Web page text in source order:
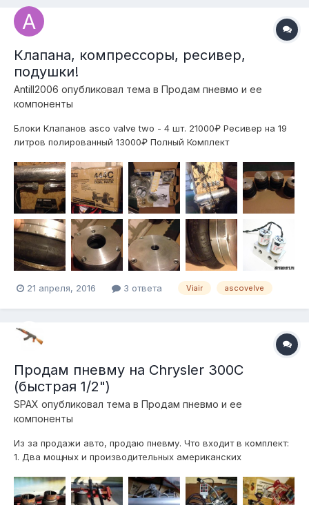
Клапана, компрессоры, ресивер,
подушки!
Antill2006 опубликовал тема в Продам пневмо и ее
компоненты
Блоки Клапанов asco valve two - 4 шт. 21000₽ Ресивер на 19
литров полированный 13000₽ Полный Комплект
Rubena: 2 под передние винты bc racing, 2 назад вместо
пружин. 31000₽ Все вместе за раз отдам за 85000₽! Все
новое, на машину не ставил! Н...
21 апреля, 2016 3 ответа Viair ascovelve
Продам пневму на Chrysler 300C
(быстрая 1/2")
SPAX опубликовал тема в Продам пневмо и ее
компоненты
Из за продажи авто, продаю пневму. Что входит в комплект:
1. Два мощных и производительных американских
5gal (прим. 20л) 3. Блок клапанов на 4 контура с дросселями
1/2" (высокоскоростной) + глушители 4. Цифвровое табло и